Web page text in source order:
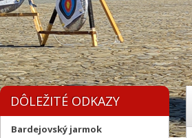
DÔLEŽITÉ ODKAZY
Bardejovský jarmok